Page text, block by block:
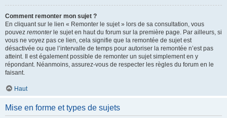
Comment remonter mon sujet ?
En cliquant sur le lien « Remonter le sujet » lors de sa consultation, vous
pouvez remonterle sujet en haut du forum sur la première page. Par ailleurs, si
vous ne voyez pas ce lien, cela signifie que la remontée de sujet est
désactivée ou que l’intervalle de temps pour autoriser la remontée n’est pas
atteint. Il est également possible de remonter un sujet simplement en y
répondant. Néanmoins, assurez-vous de respecter les règles du forum en le
faisant.
Haut
Mise en forme et types de sujets